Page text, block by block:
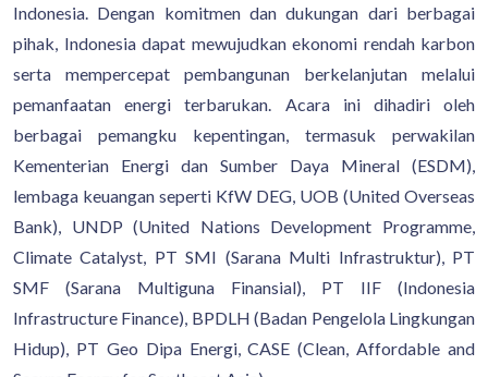
Indonesia. Dengan komitmen dan dukungan dari berbagai
pihak, Indonesia dapat mewujudkan ekonomi rendah karbon
serta mempercepat pembangunan berkelanjutan melalui
pemanfaatan energi terbarukan. Acara ini dihadiri oleh
berbagai pemangku kepentingan, termasuk perwakilan
Kementerian Energi dan Sumber Daya Mineral (ESDM),
lembaga keuangan seperti KfW DEG, UOB (United Overseas
Bank), UNDP (United Nations Development Programme,
Climate Catalyst, PT SMI (Sarana Multi Infrastruktur), PT
SMF (Sarana Multiguna Finansial), PT IIF (Indonesia
Infrastructure Finance), BPDLH (Badan Pengelola Lingkungan
Hidup), PT Geo Dipa Energi, CASE (Clean, Affordable and